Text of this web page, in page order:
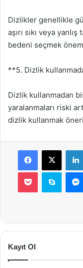
Dizlikler genellikle
aşırı sıkı veya
bedeni seçmek
**5. Dizlik
Dizlik kullanmadan
yaralanmaları riski
dizlik kullanmak
Facebook
X
Pocket Skype
Kayıt Ol